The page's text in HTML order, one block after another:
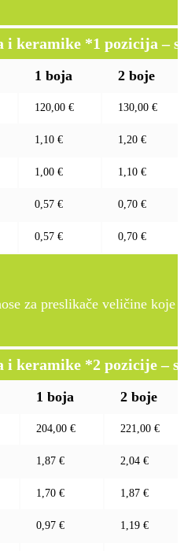
keramike *1 pozicija –
1 boja 2 boje
120,00 € 130,00 €
1,10 € 1,20 €
1,00 € 1,10 €
0,57 € 0,70 €
0,57 € 0,70 €
za preslikače veličine
keramike *2 pozicije –
1 boja 2 boje
204,00 € 221,00 €
1,87 € 2,04 €
1,70 € 1,87 €
0,97 € 1,19 €